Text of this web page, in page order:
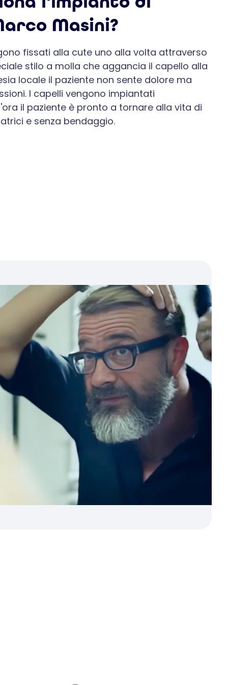
Masini?
fissati alla cute uno alla volta attraverso
stilo a molla che aggancia il capello alla
locale il paziente non sente dolore ma
I capelli vengono impiantati
il paziente è pronto a tornare alla vita di
e senza bendaggio.